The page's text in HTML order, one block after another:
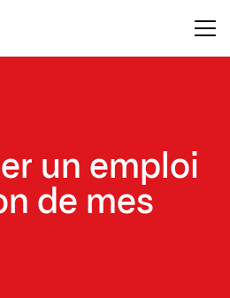
Main
un emploi
de mes